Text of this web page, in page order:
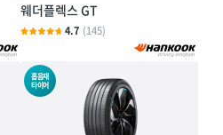
웨더플렉스 GT
4.7 (145)
흡음재
타이어